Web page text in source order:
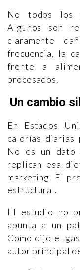
No todos los
Algunos son
claramente
frecuencia, la
frente a
procesados.
Un cambio
En Estados
calorías diarias
No es un dato
replican esa
marketing. El
estructural.
El estudio no
apunta a un
Como dijo el
autor principal